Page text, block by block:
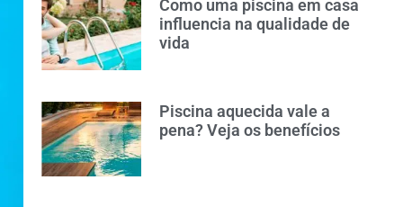
Como uma piscina em casa
influencia na qualidade de
vida
Piscina aquecida vale a
pena? Veja os benefícios